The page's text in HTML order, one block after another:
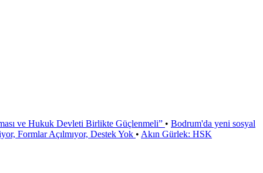
ve Hukuk Devleti Birlikte Güçlenmeli” • Bodrum'da yeni sosyal
Formlar Açılmıyor, Destek Yok • Akın Gürlek: HSK